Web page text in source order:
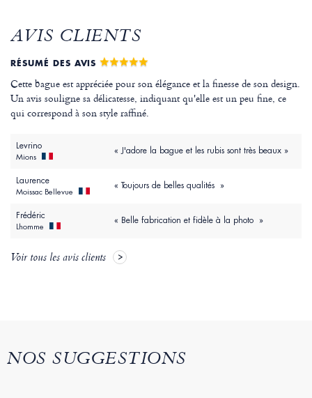
AVIS CLIENTS
RÉSUMÉ DES AVIS
Cette bague est appréciée pour son élégance et la finesse de son design.
Un avis souligne sa délicatesse, indiquant qu'elle est un peu fine, ce
qui correspond à son style raffiné.
Levrino
Mions
« J'adore la bague et les rubis sont très beaux »
Laurence
Moissac Bellevue
« Toujours de belles qualités »
Frédéric
Lhomme
« Belle fabrication et fidèle à la photo »
Voir tous les avis clients
NOS SUGGESTIONS